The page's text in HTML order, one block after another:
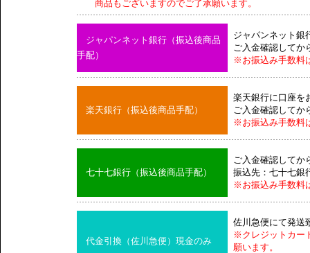
商品もございますのでご了承願います。
ジャパンネット銀行（振込後商品
手配）
ジャパンネット銀
ご入金確認してか
※お振込み手数料
楽天銀行（振込後商品手配）
楽天銀行に口座を
ご入金確認してか
※お振込み手数料
七十七銀行（振込後商品手配）
ご入金確認してか
振込先：七十七銀
※お振込み手数料
代金引換（佐川急便）現金のみ
佐川急便にて発送
※クレジットカー
願います。